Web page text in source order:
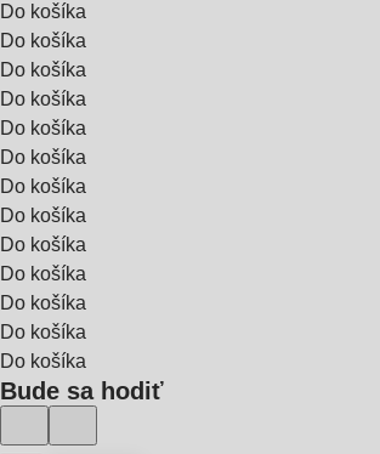
Do košíka
Do košíka
Do košíka
Do košíka
Do košíka
Do košíka
Do košíka
Do košíka
Do košíka
Do košíka
Do košíka
Do košíka
Do košíka
Bude sa hodiť